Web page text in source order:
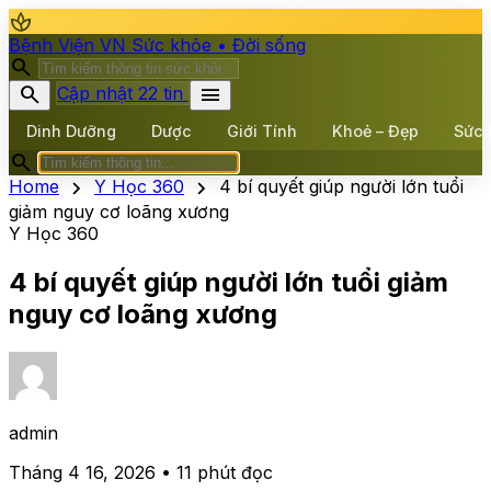
spa
Bệnh Viện VN Sức khỏe • Đời sống
search
search
Cập nhật 22 tin menu
Dinh Dưỡng Dược Giới Tính Khoẻ – Đẹp Sức
search
Home chevron_right Y Học 360 chevron_right
4 bí quyết giúp người lớn tuổi
giảm nguy cơ loãng xương
Y Học 360
4 bí quyết giúp người lớn tuổi giảm
nguy cơ loãng xương
admin
Tháng 4 16, 2026 • 11 phút đọc